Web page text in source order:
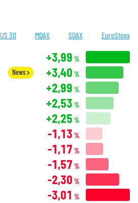
US 30 MDAX SDAX EuroStoxx
+3,99 %
News +3,40 %
+2,99 %
+2,53 %
+2,25 %
-1,13 %
-1,17 %
-1,57 %
-2,30 %
-3,01 %